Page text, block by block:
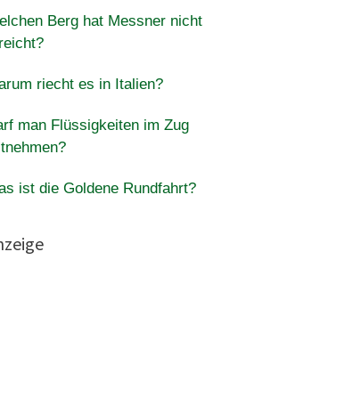
Berg hat Messner nicht
riecht es in Italien?
man Flüssigkeiten im Zug
ist die Goldene Rundfahrt?